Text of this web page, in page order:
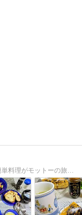
旅して食して暮らして…手抜き・創作・簡単料理がモットーの旅好き主婦の雑記雑感です(*'▽')v